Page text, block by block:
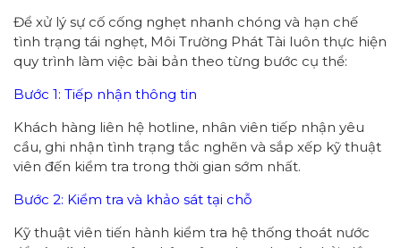
Để xử lý sự cố cống nghẹt nhanh chóng và hạn chế
tình trạng tái nghẹt, Môi Trường Phát Tài luôn thực hiện
quy trình làm việc bài bản theo từng bước cụ thể:
Bước 1: Tiếp nhận thông tin
Khách hàng liên hệ hotline, nhân viên tiếp nhận yêu
cầu, ghi nhận tình trạng tắc nghẽn và sắp xếp kỹ thuật
viên đến kiểm tra trong thời gian sớm nhất.
Bước 2: Kiểm tra và khảo sát tại chỗ
Kỹ thuật viên tiến hành kiểm tra hệ thống thoát nước